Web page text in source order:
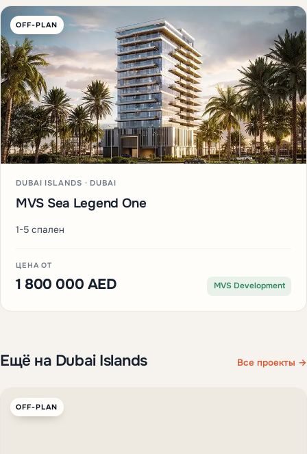
OFF-PLAN
DUBAI ISLANDS · DUBAI
MVS Sea Legend One
1-5 спален
ЦЕНА ОТ
1 800 000 AED MVS Development
Ещё на Dubai Islands Все проекты →
OFF-PLAN